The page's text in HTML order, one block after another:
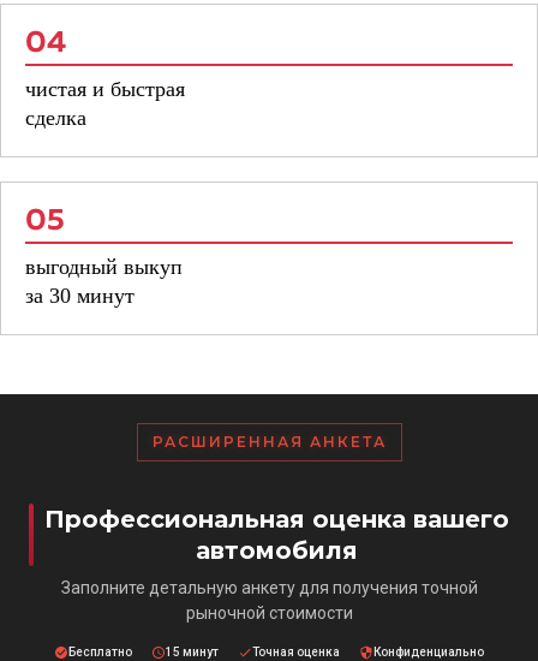
04
чистая и быстрая
сделка
05
выгодный выкуп
за 30 минут
РАСШИРЕННАЯ АНКЕТА
Профессиональная оценка вашего
автомобиля
Заполните детальную анкету для получения точной
рыночной стоимости
Бесплатно 15 минут Точная оценка Конфиденциально